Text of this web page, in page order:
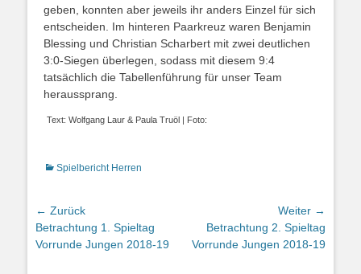
geben, konnten aber jeweils ihr anders Einzel für sich
entscheiden. Im hinteren Paarkreuz waren Benjamin
Blessing und Christian Scharbert mit zwei deutlichen
3:0-Siegen überlegen, sodass mit diesem 9:4
tatsächlich die Tabellenführung für unser Team
heraussprang.
Text: Wolfgang Laur & Paula Truöl | Foto:
Kategorien
Spielbericht Herren
Beitrags-
Navigation
← Zurück
Vorheriger
Beitrag:
Betrachtung 1. Spieltag
Vorrunde Jungen 2018-19
Weiter →
Nächster
Beitrag:
Betrachtung 2. Spieltag
Vorrunde Jungen 2018-19